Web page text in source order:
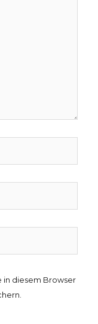
in diesem Browser